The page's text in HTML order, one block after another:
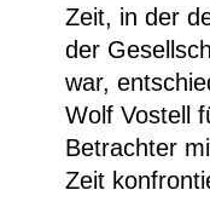
Zeit, in der
der
war,
Wolf Vostell
Betrachter
Zeit